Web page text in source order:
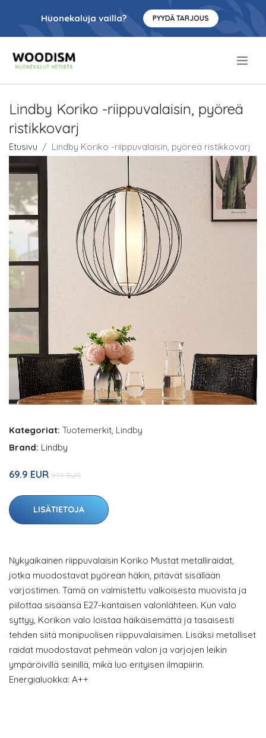
Huonekaluja vailla? PYYDÄ TARJOUS
Lindby Koriko -riippuvalaisin, pyöreä
ristikkovarj
Etusivu Lindby Koriko -riippuvalaisin, pyöreä ristikkovarj
Kategoriat: Tuotemerkit, Lindby
Brand: Lindby
69.9 EUR 97.9 EUR
LISÄTIETOJA
Nykyaikainen riippuvalaisin Koriko Mustat metalliraidat,
jotka muodostavat pyöreän häkin, pitävät sisällään
varjostimen. Tämä on valmistettu valkoisesta muovista ja
piilottaa sisäänsä E27-kantaisen valonlähteen. Kun valo
syttyy, Korikon valo loistaa häikäisemättä ja tasaisesti
tehden siitä monipuolisen riippuvalaisimen. Lisäksi metalliset
raidat muodostavat pehmeän valon ja varjojen leikin
ympäröivillä seinillä, mikä luo erityisen ilmapiirin.
Energialuokka: A++